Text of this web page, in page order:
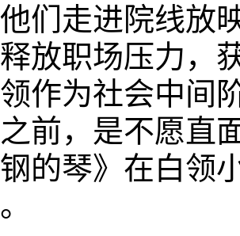
们走进院线放
放职场压力，
作为社会中间
前，是不愿直
的琴》在白领